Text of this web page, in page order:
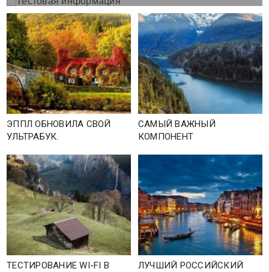
ЭППЛ ОБНОВИЛА СВОЙ
УЛЬТРАБУК.
САМЫЙ ВАЖНЫЙ
КОМПОНЕНТ
ТЕСТИРОВАНИЕ WI-FI В
ЛУЧШИЙ РОССИЙСКИЙ